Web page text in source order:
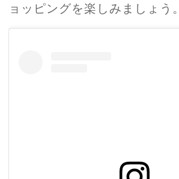
ョッピングを楽しみましょう。